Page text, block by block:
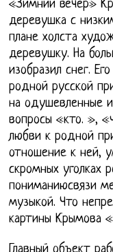
«Зимний вечер»
деревушка с
плане холста
деревушку. На
изобразил снег.
родной русской
на одушевленные
вопросы «кто. »,
любви к родной
отношение к ней,
скромных уголках
пониманиюсвязи
музыкой. Что
картины Крымова